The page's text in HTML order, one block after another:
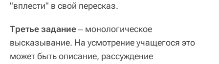
"вплести" в свой пересказ.
Третье задание‒ монологическое
высказывание. На усмотрение учащегося это
может быть описание, рассуждение